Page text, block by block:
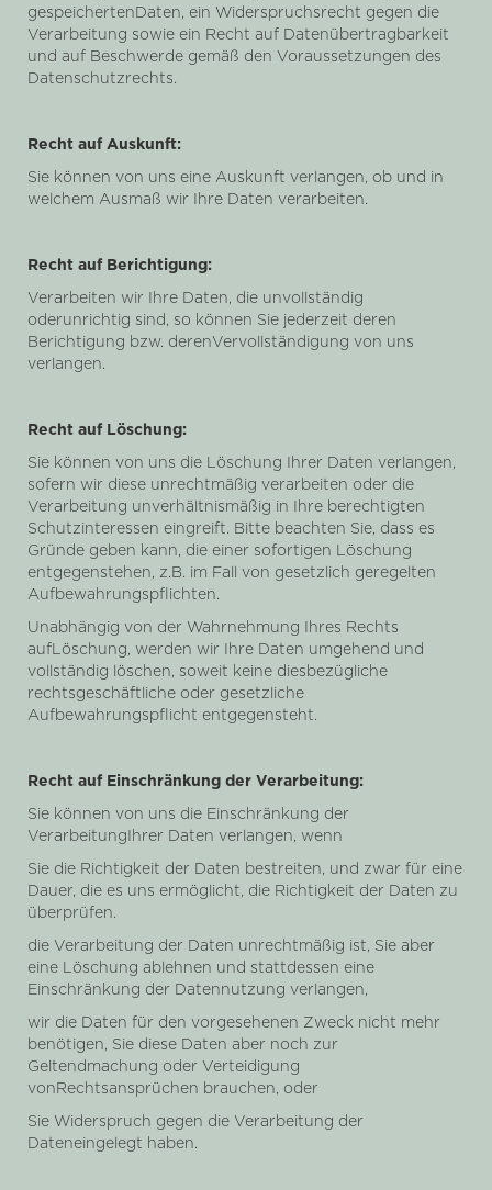
gespeichertenDaten, ein Widerspruchsrecht gegen die
Verarbeitung sowie ein Recht auf Datenübertragbarkeit
und auf Beschwerde gemäß den Voraussetzungen des
Datenschutzrechts.
Recht auf Auskunft:
Sie können von uns eine Auskunft verlangen, ob und in
welchem Ausmaß wir Ihre Daten verarbeiten.
Recht auf Berichtigung:
Verarbeiten wir Ihre Daten, die unvollständig
oderunrichtig sind, so können Sie jederzeit deren
Berichtigung bzw. derenVervollständigung von uns
verlangen.
Recht auf Löschung:
Sie können von uns die Löschung Ihrer Daten verlangen,
sofern wir diese unrechtmäßig verarbeiten oder die
Verarbeitung unverhältnismäßig in Ihre berechtigten
Schutzinteressen eingreift. Bitte beachten Sie, dass es
Gründe geben kann, die einer sofortigen Löschung
entgegenstehen, z.B. im Fall von gesetzlich geregelten
Aufbewahrungspflichten.
Unabhängig von der Wahrnehmung Ihres Rechts
aufLöschung, werden wir Ihre Daten umgehend und
vollständig löschen, soweit keine diesbezügliche
rechtsgeschäftliche oder gesetzliche
Aufbewahrungspflicht entgegensteht.
Recht auf Einschränkung der Verarbeitung:
Sie können von uns die Einschränkung der
VerarbeitungIhrer Daten verlangen, wenn
Sie die Richtigkeit der Daten bestreiten, und zwar für eine
Dauer, die es uns ermöglicht, die Richtigkeit der Daten zu
überprüfen.
die Verarbeitung der Daten unrechtmäßig ist, Sie aber
eine Löschung ablehnen und stattdessen eine
Einschränkung der Datennutzung verlangen,
wir die Daten für den vorgesehenen Zweck nicht mehr
benötigen, Sie diese Daten aber noch zur
Geltendmachung oder Verteidigung
vonRechtsansprüchen brauchen, oder
Sie Widerspruch gegen die Verarbeitung der
Dateneingelegt haben.